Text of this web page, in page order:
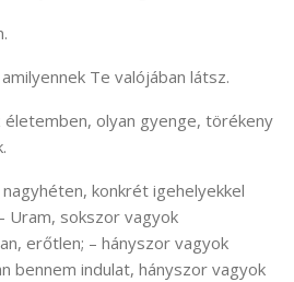
Te valójában látsz.
életemben, olyan gyenge, törékeny
konkrét igehelyekkel
Uram, sokszor vagyok
erőtlen; – hányszor vagyok
bennem indulat, hányszor vagyok